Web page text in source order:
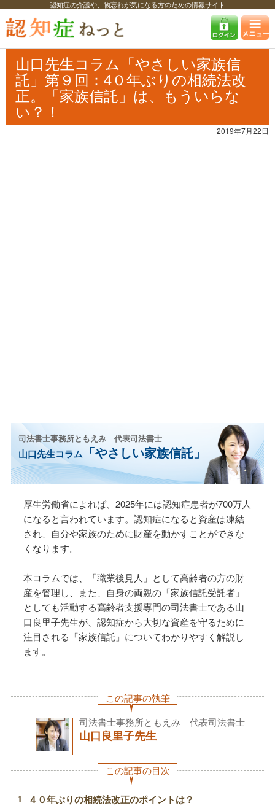
認知症の介護や、物忘れが気になる方のための情報サイト
認知症ねっと 特集・コラム・インタビュー コラム
山口先生コラム
「やさしい家族信託」第９回：4０年ぶりの相続法改正。「家族信託」は、も
ういらない？！
山口先生コラム「やさしい家族信
託」第９回：4０年ぶりの相続法改
正。「家族信託」は、もういらな
い？！
2019年7月22日
司法書士事務所ともえみ 代表司法書士
山口先生コラム 「やさしい家族信託」
厚生労働省によれば、2025年には認知症患者が700万⼈
になると⾔われています。認知症になると資産は凍結
され、⾃分や家族のために財産を動かすことができな
くなります。
本コラムでは、「職業後見人」として高齢者の方の財
産を管理し、また、自身の両親の「家族信託受託者」
としても活動する高齢者支援専門の司法書士である山
口良里子先生が、認知症から⼤切な資産を守るために
注⽬される「家族信託」についてわかりやすく解説し
ます。
この記事の執筆
司法書士事務所ともえみ 代表司法書士
山口良里子先生
この記事の目次
４０年ぶりの相続法改正のポイントは？